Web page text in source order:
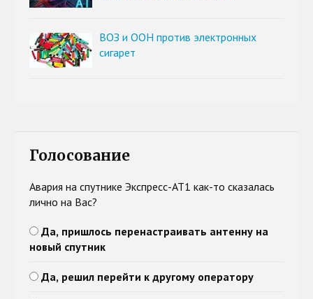
ВОЗ и ООН против электронных
сигарет
Голосование
Авария на спутнике Экспресс-АТ1 как-то сказалась
лично на Вас?
Да, пришлось перенастраивать антенну на
новый спутник
Да, решил перейти к другому оператору